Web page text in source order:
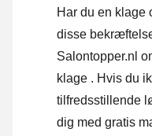
Har du en klage
disse
Salontopper.nl
klage . Hvis du
tilfredsstillende
dig med gratis